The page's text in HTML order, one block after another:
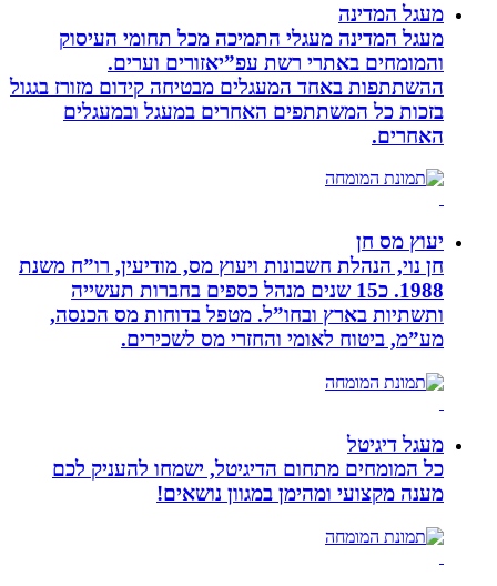
מעגל המדינה
מעגל המדינה מעגלי התמיכה מכל תחומי העיסוק
והמומחים באתרי רשת עפ”יאזורים וערים.
ההשתתפות באחד המעגלים מבטיחה קידום מזורז בגגול
בזכות כל המשתתפים האחרים במעגל ובמעגלים
האחרים.
יעוץ מס חן
חן נוי, הנהלת חשבונות ויעוץ מס, מודיעין, רו”ח משנת
1988. כ15 שנים מנהל כספים בחברות תעשייה
ותשתיות בארץ ובחו”ל. מטפל בדוחות מס הכנסה,
מע”מ, ביטוח לאומי והחזרי מס לשכירים.
מעגל דיגיטל
כל המומחים מתחום הדיגיטל, ישמחו להעניק לכם
מענה מקצועי ומהימן במגוון נושאים!